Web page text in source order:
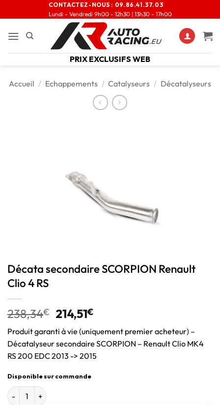
CONTACTEZ-NOUS : 09.86.41.37.03
Lundi - Vendredi 9h00 - 12h30 | 13h30 - 17h00
PRIX EXCLUSIFS WEB
Accueil / Echappements / Catalyseurs / Décatalyseurs
Décata secondaire SCORPION Renault
Clio 4 RS
238,34€ 214,51€
Produit garanti à vie (uniquement premier acheteur) –
Décatalyseur secondaire SCORPION – Renault Clio MK4
RS 200 EDC 2013 -> 2015
Disponible sur commande